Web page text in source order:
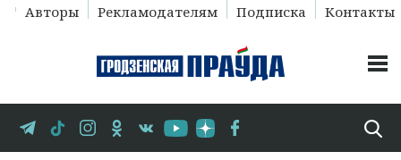
Авторы Рекламодателям Подписка Контакты